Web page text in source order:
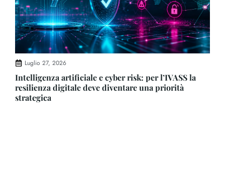
Luglio 27, 2026
Intelligenza artificiale e cyber risk: per l’IVASS la
resilienza digitale deve diventare una priorità
strategica